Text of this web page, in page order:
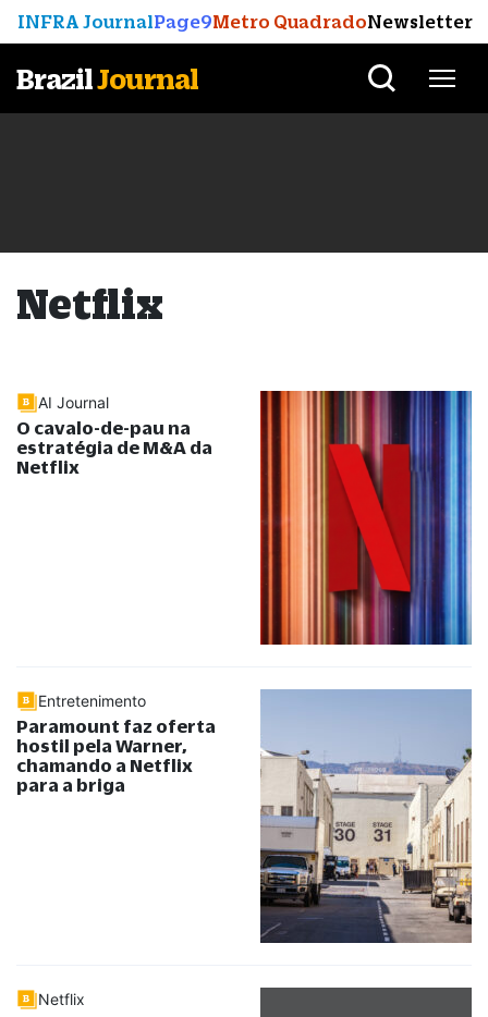
INFRA JournalPage9Metro QuadradoNewsletter
BrazilJournal
Netflix
AI Journal
O cavalo-de-pau na
estratégia de M&A da
Netflix
Entretenimento
Paramount faz oferta
hostil pela Warner,
chamando a Netflix
para a briga
Netflix